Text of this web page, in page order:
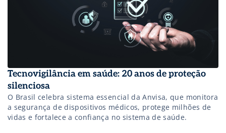
Tecnovigilância em saúde: 20 anos de proteção
silenciosa
O Brasil celebra sistema essencial da Anvisa, que monitora
a segurança de dispositivos médicos, protege milhões de
vidas e fortalece a confiança no sistema de saúde.